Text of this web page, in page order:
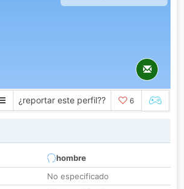
¿reportar este perfil?? 6
hombre
No especificado